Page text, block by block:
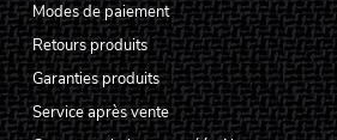
Modes de paiement
Retours produits
Garanties produits
Service après vente